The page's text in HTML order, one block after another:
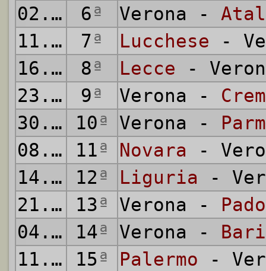
02.11.1930
6ª Verona -
11.11.1930
7ª Lucchese -
16.11.1930
8ª Lecce -
23.11.1930
9ª Verona -
30.11.1930
10ª Verona -
08.12.1930
11ª Novara -
14.12.1930
12ª Liguria -
21.12.1930
13ª Verona -
04.01.1931
14ª Verona - Bari
11.01.1931
15ª Palermo -